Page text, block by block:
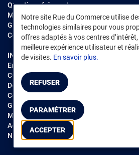
Notre site Rue du Commerce utilise
technologies similaires pour vous
offres adaptés à vos centres
meilleure expérience utilisateur et
de visites. En savoir plus.
REFUSER
PARAMÉTRER
ACCEPTER
Questions fréquentes
Modes de règlements
Garantie et retours
Contacter Rue du Commerce
INFORMATIONS LÉGALES
Environnement
CGV /CGU Marketplace
Données personnelles
Cookies
Gérer mes cookies
Mentions légales
Accessibilité : non conforme
Notice d'accessibilité